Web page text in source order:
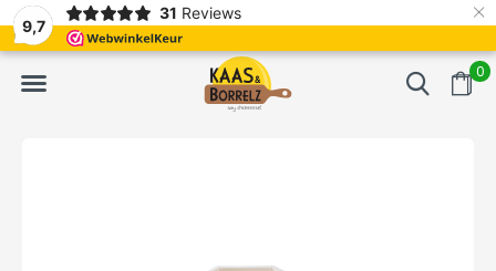
9,7
31 Reviews ×
0
Vers van het mes en gevacumeerd Vaak volgende